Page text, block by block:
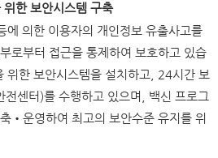
한 보안시스템 구축
에 의한 이용자의 개인정보 유출사고를
로부터 접근을 통제하여 보호하고 있습
위한 보안시스템을 설치하고, 24시간 보
전센터)를 수행하고 있으며, 백신 프로그
•운영하여 최고의 보안수준 유지를 위